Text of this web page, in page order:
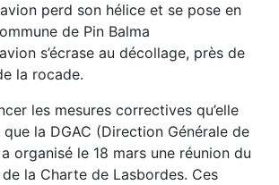
perd son hélice et se pose en
de Pin Balma
s’écrase au décollage, près de
la rocade.
les mesures correctives qu’elle
la DGAC (Direction Générale de
organisé le 18 mars une réunion du
la Charte de Lasbordes. Ces